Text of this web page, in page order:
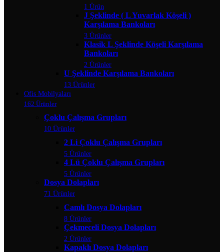
1 Ürün
J Şeklinde ( L Yuvarlak Köşeli )
Karşılama Bankoları
3 Ürünler
Klasik L Şeklinde Köşeli Karşılama
Bankoları
2 Ürünler
U Şeklinde Karşılama Bankoları
13 Ürünler
Ofis Mobilyaları
162 Ürünler
Çoklu Çalışma Grupları
10 Ürünler
2 Li Çoklu Çalışma Grupları
5 Ürünler
4 Lü Çoklu Çalışma Grupları
5 Ürünler
Dosya Dolapları
71 Ürünler
Camlı Dosya Dolapları
8 Ürünler
Çekmeceli Dosya Dolapları
2 Ürünler
Kapaklı Dosya Dolapları